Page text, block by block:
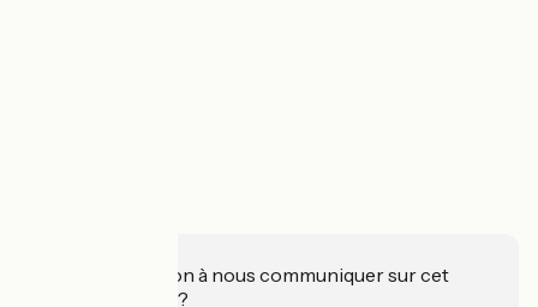
Une information à nous communiquer sur cet
établissement ?